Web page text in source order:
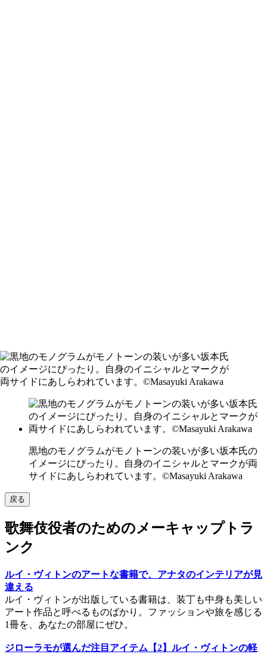
黒地のモノグラムがモノトーンの装いが多い坂本氏の
イメージにぴったり。自身のイニシャルとマークが両
サイドにあしらわれています。©Masayuki Arakawa
戻る
歌舞伎役者のためのメーキャップトラ
ンク
ルイ・ヴィトンのアートな書籍で、アナタのインテリアが見
違える
ルイ・ヴィトンが出版している書籍は、装丁も中身も美しい
アート作品と呼べるものばかり。ファッションや旅を感じる
1冊を、あなたの部屋にぜひ。
ジローラモが選んだ注目アイテム【2】ルイ・ヴィトンの軽